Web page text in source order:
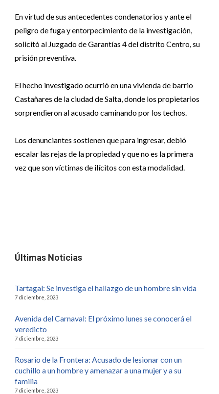
En virtud de sus antecedentes condenatorios y ante el
peligro de fuga y entorpecimiento de la investigación,
solicitó al Juzgado de Garantías 4 del distrito Centro, su
prisión preventiva.
El hecho investigado ocurrió en una vivienda de barrio
Castañares de la ciudad de Salta, donde los propietarios
sorprendieron al acusado caminando por los techos.
Los denunciantes sostienen que para ingresar, debió
escalar las rejas de la propiedad y que no es la primera
vez que son víctimas de ilícitos con esta modalidad.
Últimas Noticias
Tartagal: Se investiga el hallazgo de un hombre sin vida
7 diciembre, 2023
Avenida del Carnaval: El próximo lunes se conocerá el
veredicto
7 diciembre, 2023
Rosario de la Frontera: Acusado de lesionar con un
cuchillo a un hombre y amenazar a una mujer y a su
familia
7 diciembre, 2023